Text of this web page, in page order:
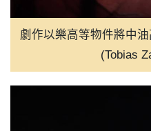
劇作以樂高等物件將中
(Tobias